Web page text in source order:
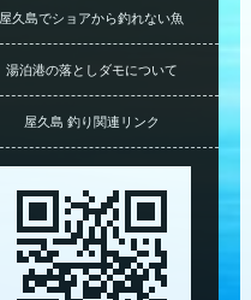
屋久島でショアから釣れない魚
湯泊港の落としダモについて
屋久島 釣り関連リンク